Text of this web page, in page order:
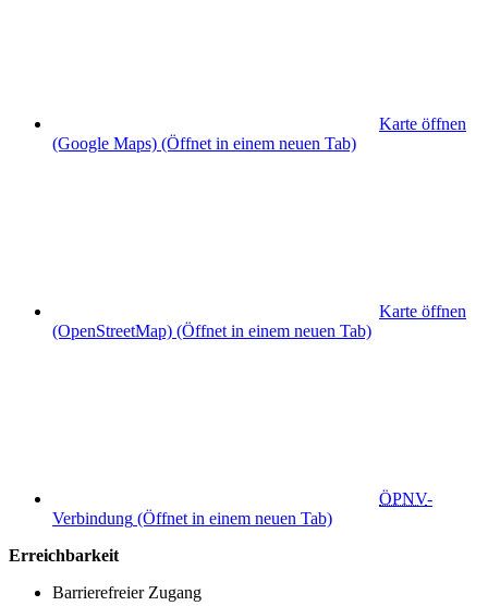
Karte öffnen
(Google Maps) (Öffnet in einem neuen Tab)
Karte öffnen
(OpenStreetMap) (Öffnet in einem neuen Tab)
ÖPNV-
Verbindung (Öffnet in einem neuen Tab)
Erreichbarkeit
Barrierefreier Zugang